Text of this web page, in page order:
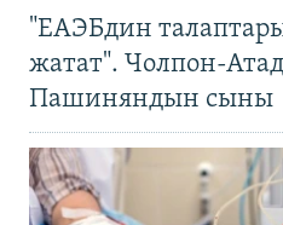
"ЕАЭБдин
жатат". Чолпон-
Пашиняндын сыны